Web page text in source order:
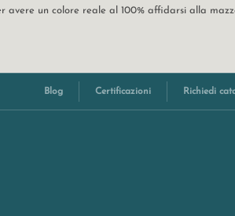
avere un colore reale al 100% affidarsi alla
Blog Certificazioni Richiedi